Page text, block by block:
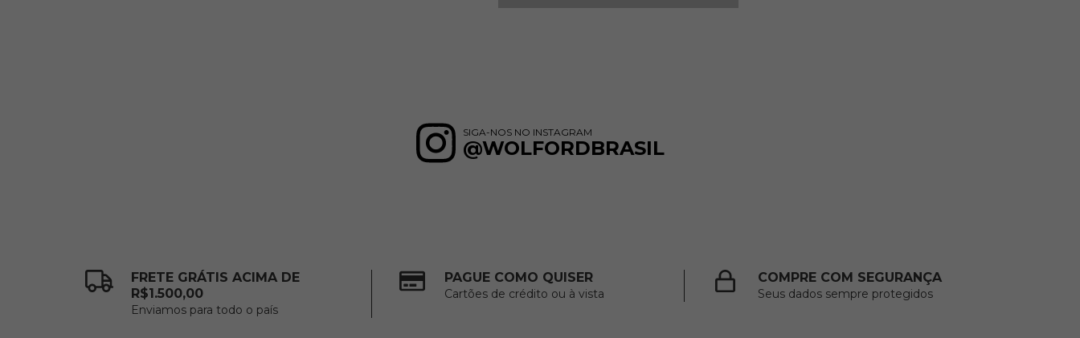
SIGA-NOS NO INSTAGRAM
@WOLFORDBRASIL
FRETE GRÁTIS ACIMA DE
R$1.500,00
Enviamos para todo o país
PAGUE COMO QUISER
Cartões de crédito ou à vista
COMPRE COM SEGURANÇA
Seus dados sempre protegidos